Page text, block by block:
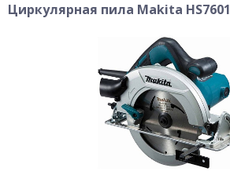
Циркулярная пила Makita HS7601